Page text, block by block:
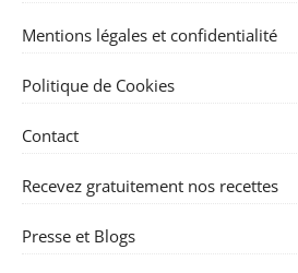
Mentions légales et confidentialité
Politique de Cookies
Contact
Recevez gratuitement nos recettes
Presse et Blogs